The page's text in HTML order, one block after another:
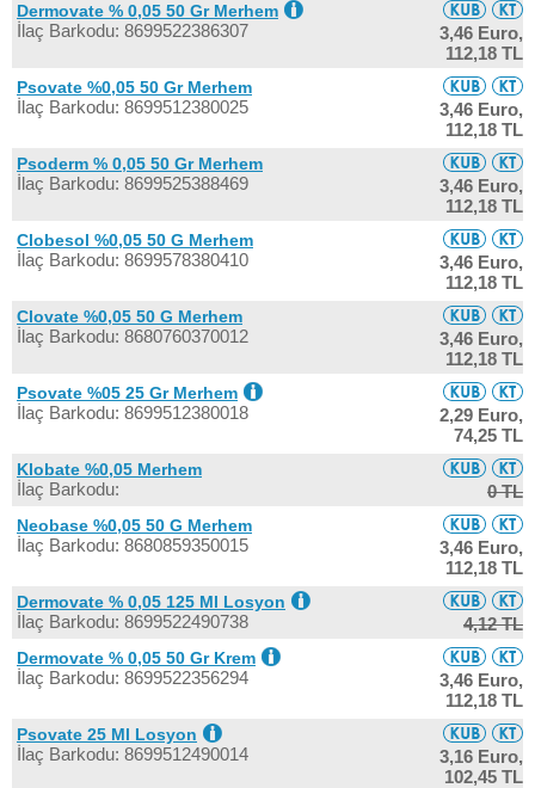
Dermovate % 0,05 50 Gr Merhem
İlaç Barkodu: 8699522386307
3,46 Euro,
112,18 TL
Psovate %0,05 50 Gr Merhem
İlaç Barkodu: 8699512380025
3,46 Euro,
112,18 TL
Psoderm % 0,05 50 Gr Merhem
İlaç Barkodu: 8699525388469
3,46 Euro,
112,18 TL
Clobesol %0,05 50 G Merhem
İlaç Barkodu: 8699578380410
3,46 Euro,
112,18 TL
Clovate %0,05 50 G Merhem
İlaç Barkodu: 8680760370012
3,46 Euro,
112,18 TL
Psovate %05 25 Gr Merhem
İlaç Barkodu: 8699512380018
2,29 Euro,
74,25 TL
Klobate %0,05 Merhem
İlaç Barkodu: 0 TL
Neobase %0,05 50 G Merhem
İlaç Barkodu: 8680859350015
3,46 Euro,
112,18 TL
Dermovate % 0,05 125 Ml Losyon
İlaç Barkodu: 8699522490738 4,12 TL
Dermovate % 0,05 50 Gr Krem
İlaç Barkodu: 8699522356294
3,46 Euro,
112,18 TL
Psovate 25 Ml Losyon
İlaç Barkodu: 8699512490014
3,16 Euro,
102,45 TL